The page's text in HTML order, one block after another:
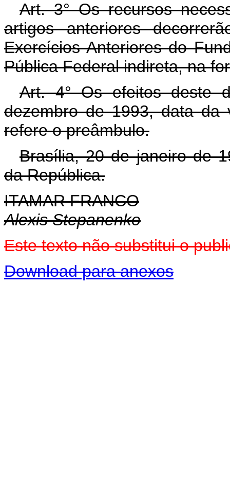
Art. 3° Os recursos
artigos anteriores
Exercícios Anteriores do
Pública Federal indireta, na
Art. 4° Os efeitos deste
dezembro de 1993, data
refere o preâmbulo.
Brasília, 20 de janeiro de
da República.
ITAMAR FRANCO
Alexis Stepanenko
Este texto não substitui o
Download para anexos